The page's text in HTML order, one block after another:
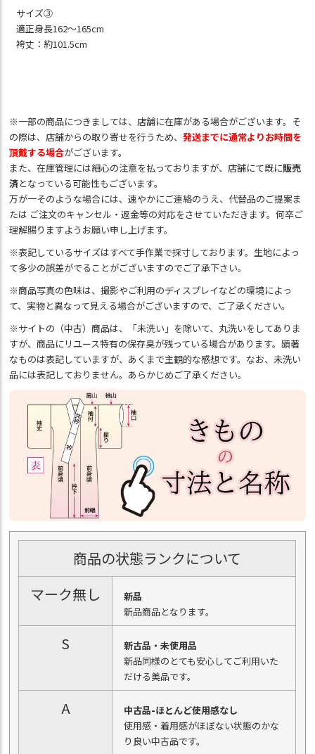
サイズ③
適正身長162～165cm
袴丈：約101.5cm
※一部の商品につきましては、店舗に在庫がある場合がございます。そ
の際は、店舗からの取り寄せを行うため、発送までに通常よりお時間を
頂戴する場合がございます。
また、在庫管理には細心の注意を払っておりますが、店舗にて既に販売
済となっている可能性もございます。
万が一そのような場合には、速やかにご連絡のうえ、代替品のご提案ま
たは ご注文のキャンセル・返金等の対応をさせていただきます。何卒ご
理解賜りますようお願い申し上げます。
※表記しているサイズはすべて手作業で採寸しております。生地によっ
て多少の誤差がでることがございますのでご了承下さい。
※商品写真の色味は、撮影やご利用のディスプレイなどの環境によっ
て、実物と異なって見える場合がございますので、ご了承ください。
※サイトの（中古）商品は、「未洗い」を除いて、丸洗いをしてありま
すが、商品にリユース特有の保存臭が残っている場合があります。顕著
なものは表記していますが、あくまで主観的な感想です。なお、未洗い
品には表記しておりません。あらかじめご了承ください。
商品の状態ランクについて
マーク無し
新品
新品商品となります。
S
新古品・未使用品
新品同様のとても安心してご利用いた
だける美品です。
A
中古品-ほとんど使用感なし
使用感・着用感がほぼない状態のかな
り良い中古品です。